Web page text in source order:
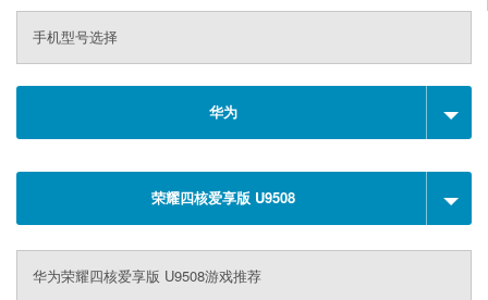
手机型号选择
华为
荣耀四核爱享版 U9508
华为荣耀四核爱享版 U9508游戏推荐